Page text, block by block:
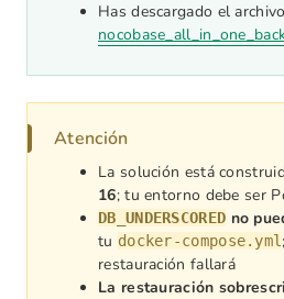
Has descargado el
Atención
La solución está
16; tu entorno debe ser
DB_UNDERSCORED no
tu docker-compose.yml
restauración fallará
La restauración